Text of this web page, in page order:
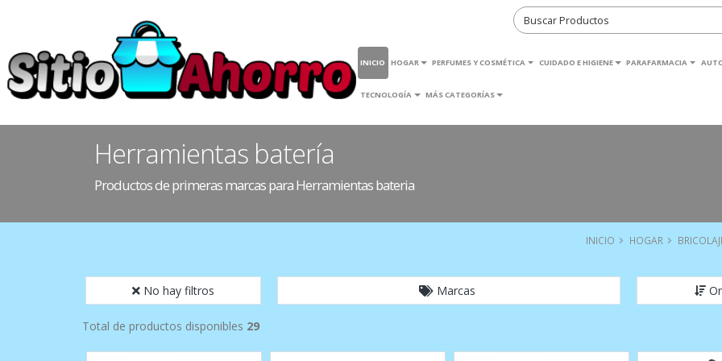
INICIO HOGAR PERFUMES Y COSMÉTICA CUIDADO E HIGIENE PARAFARMACIA
TECNOLOGÍA MÁS CATEGORÍAS
Herramientas batería
Productos de primeras marcas para Herramientas bateria
INICIO HOGAR
No hay filtros Marcas
Total de productos disponibles 29